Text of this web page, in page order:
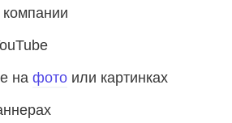
на фото или картинках